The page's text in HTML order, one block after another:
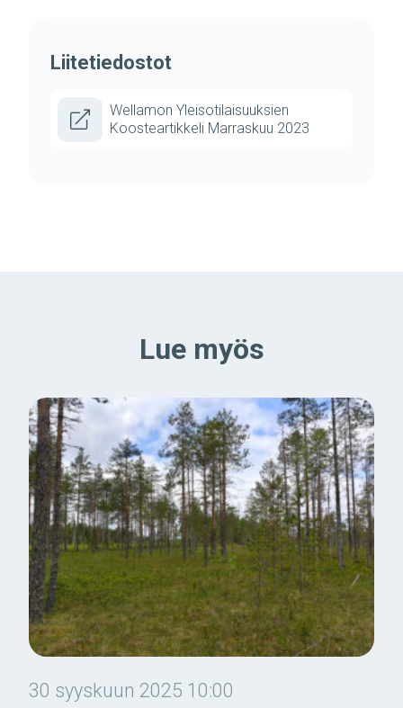
Liitetiedostot
Wellamon Yleisotilaisuuksien
Koosteartikkeli Marraskuu 2023
Lue myös
30 syyskuun 2025 10:00